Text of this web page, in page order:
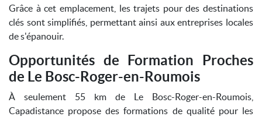
Grâce à cet emplacement, les trajets pour des destinations
clés sont simplifiés, permettant ainsi aux entreprises locales
de s'épanouir.
Opportunités de Formation Proches
de Le Bosc-Roger-en-Roumois
À seulement 55 km de Le Bosc-Roger-en-Roumois,
Capadistance propose des formations de qualité pour les